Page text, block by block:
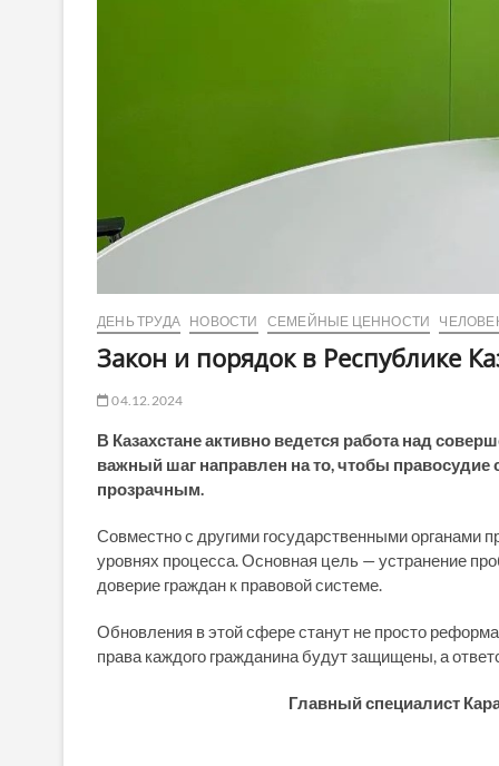
ДЕНЬ ТРУДА НОВОСТИ СЕМЕЙНЫЕ ЦЕННОСТИ
Закон и порядок в Республике
04.12.2024
В Казахстане активно ведется работа над
важный шаг направлен на то, чтобы
прозрачным.
Совместно с другими государственными органами
уровнях процесса. Основная цель — устранение
доверие граждан к правовой системе.
Обновления в этой сфере станут не просто
права каждого гражданина будут защищены, а
Главный специалист